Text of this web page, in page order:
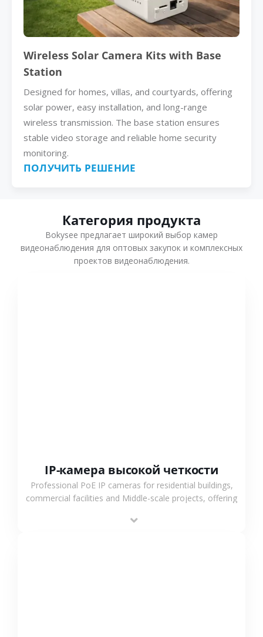
Wireless Solar Camera Kits with Base
Station
Designed for homes, villas, and courtyards, offering
solar power, easy installation, and long-range
wireless transmission. The base station ensures
stable video storage and reliable home security
monitoring.
ПОЛУЧИТЬ РЕШЕНИЕ
Категория продукта
Bokysee предлагает широкий выбор камер
видеонаблюдения для оптовых закупок и комплексных
проектов видеонаблюдения.
IP-камера высокой четкости
Professional PoE IP cameras for residential buildings,
commercial facilities and Middle-scale projects, offering
support.